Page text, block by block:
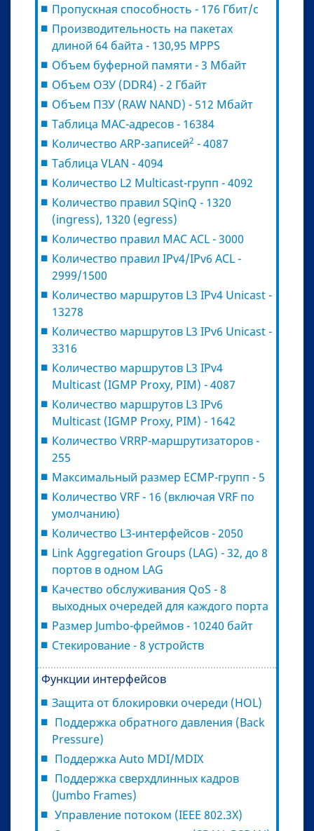
Пропускная способность - 176 Гбит/с
Производительность на пакетах
длиной 64 байта - 130,95 MPPS
Объем буферной памяти - 3 Мбайт
Объем ОЗУ (DDR4) - 2 Гбайт
Объем ПЗУ (RAW NAND) - 512 Мбайт
Таблица MAC-адресов - 16384
Количество ARP-записей2 - 4087
Таблица VLAN - 4094
Количество L2 Multicast-групп - 4092
Количество правил SQinQ - 1320
(ingress), 1320 (egress)
Количество правил MAC ACL - 3000
Количество правил IPv4/IPv6 ACL -
2999/1500
Количество маршрутов L3 IPv4 Unicast -
13278
Количество маршрутов L3 IPv6 Unicast -
3316
Количество маршрутов L3 IPv4
Multicast (IGMP Proxy, PIM) - 4087
Количество маршрутов L3 IPv6
Multicast (IGMP Proxy, PIM) - 1642
Количество VRRP-маршрутизаторов -
255
Максимальный размер ECMP-групп - 5
Количество VRF - 16 (включая VRF по
умолчанию)
Количество L3-интерфейсов - 2050
Link Aggregation Groups (LAG) - 32, до 8
портов в одном LAG
Качество обслуживания QoS - 8
выходных очередей для каждого порта
Размер Jumbo-фреймов - 10240 байт
Стекирование - 8 устройств
Функции интерфейсов
Защита от блокировки очереди (HOL)
Поддержка обратного давления (Back
Pressure)
Поддержка Auto MDI/MDIX
Поддержка сверхдлинных кадров
(Jumbo Frames)
Управление потоком (IEEE 802.3X)